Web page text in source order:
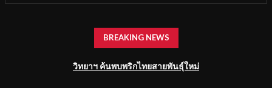
BREAKING NEWS
วิทยาฯ ค้นพบพริกไทยสายพันธุ์ใหม่